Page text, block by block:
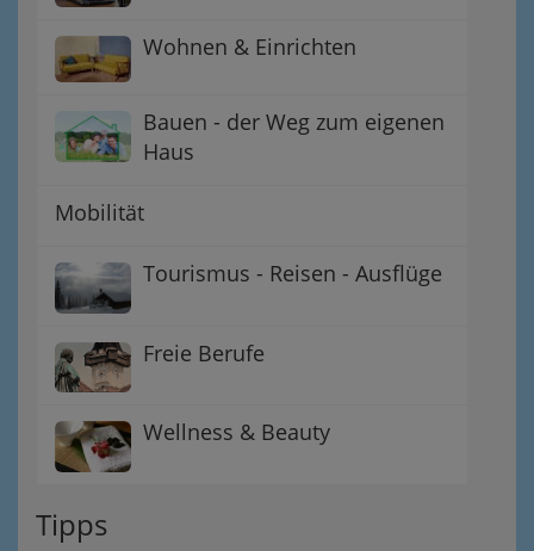
Wohnen & Einrichten
Bauen - der Weg zum eigenen
Haus
Mobilität
Tourismus - Reisen - Ausflüge
Freie Berufe
Wellness & Beauty
Tipps